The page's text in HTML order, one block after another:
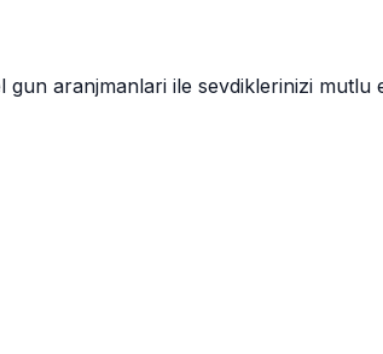
aranjmanlari ile sevdiklerinizi mutlu